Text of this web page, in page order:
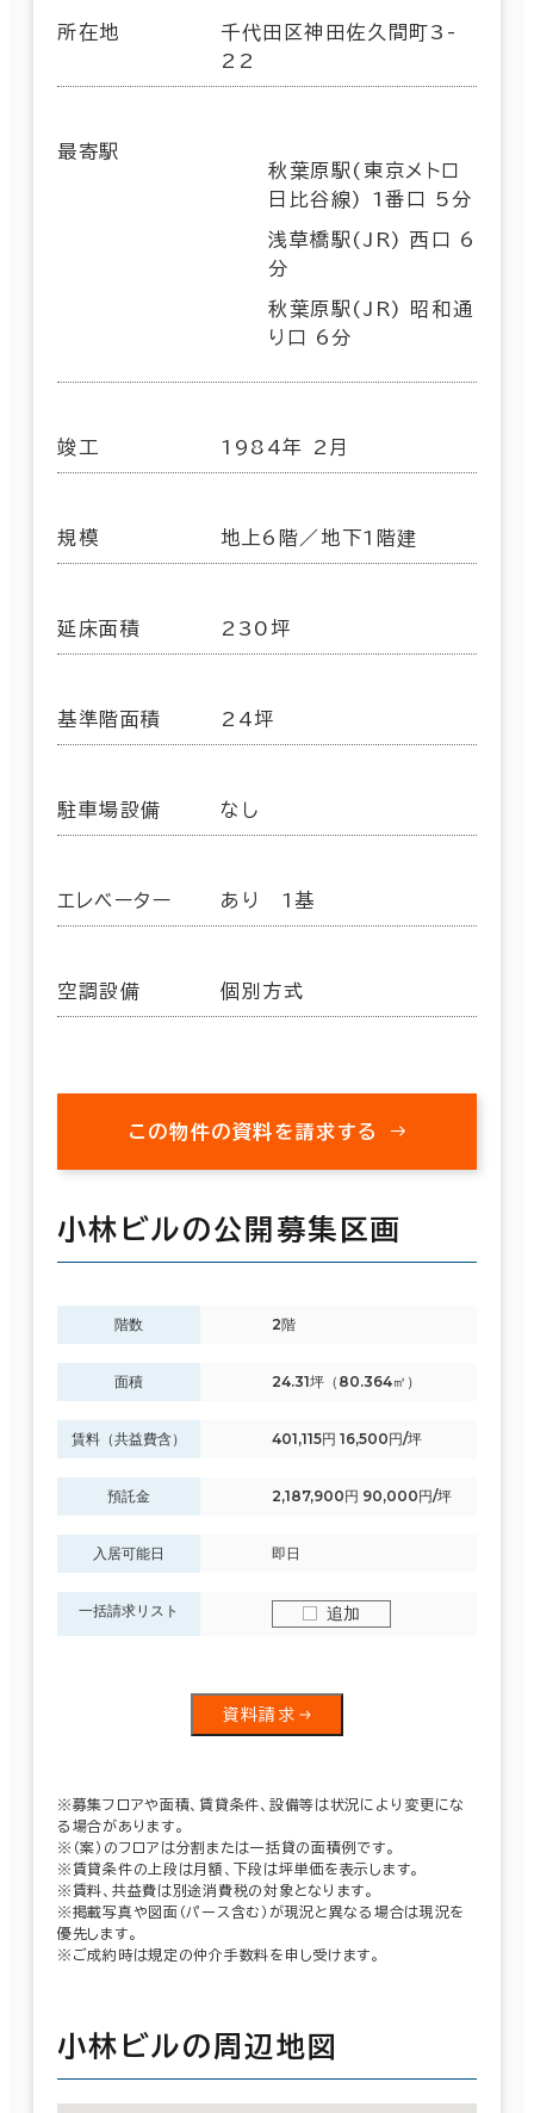
所在地
千代田区神田佐久間町3-
22
最寄駅
秋葉原駅(東京メトロ
日比谷線) 1番口 5分
浅草橋駅(JR) 西口 6
分
秋葉原駅(JR) 昭和通
り口 6分
竣工 1984年 2月
規模 地上6階／地下1階建
延床面積 230坪
基準階面積 24坪
駐車場設備 なし
エレベーター あり 1基
空調設備 個別方式
この物件の資料を請求する
小林ビルの公開募集区画
階数 2階
面積 24.31坪（80.364㎡）
賃料（共益費含） 401,115円 16,500円/坪
預託金 2,187,900円 90,000円/坪
入居可能日 即日
一括請求リスト 追加
資料請求
※募集フロアや面積、賃貸条件、設備等は状況により変更にな
る場合があります。
※（案）のフロアは分割または一括貸の面積例です。
※賃貸条件の上段は月額、下段は坪単価を表示します。
※賃料、共益費は別途消費税の対象となります。
※掲載写真や図面（パース含む）が現況と異なる場合は現況を
優先します。
※ご成約時は規定の仲介手数料を申し受けます。
小林ビルの周辺地図